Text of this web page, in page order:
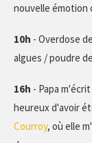
nouvelle émotion
10h - Overdose
algues / poudre
16h - Papa m'écrit
heureux d'avoir
Courroy, où elle